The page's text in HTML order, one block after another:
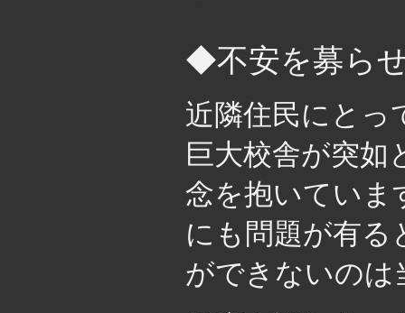
◆不安を募ら
近隣住民にとっ
巨大校舎が突
念を抱いていま
にも問題が有る
ができないのは